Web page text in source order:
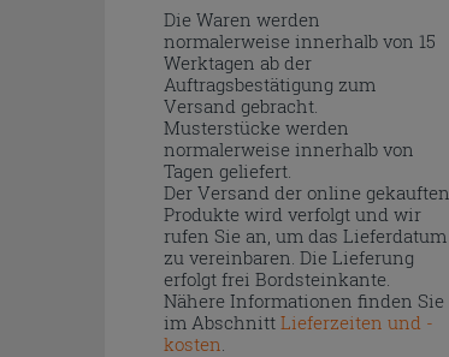
Die Waren werden
normalerweise innerhalb von 15
Werktagen ab der
Auftragsbestätigung zum
Versand gebracht.
Musterstücke werden
normalerweise innerhalb von
Tagen geliefert.
Der Versand der online gekauften
Produkte wird verfolgt und wir
rufen Sie an, um das Lieferdatum
zu vereinbaren. Die Lieferung
erfolgt frei Bordsteinkante.
Nähere Informationen finden Sie
im Abschnitt Lieferzeiten und -
kosten